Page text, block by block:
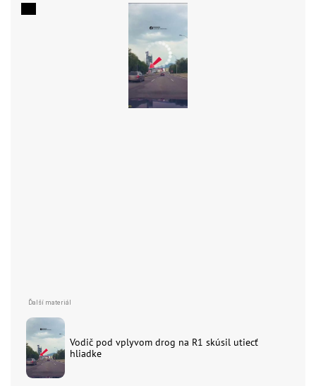
Vodič pod vplyvom drog na R1 skúsil utiecť
hliadke